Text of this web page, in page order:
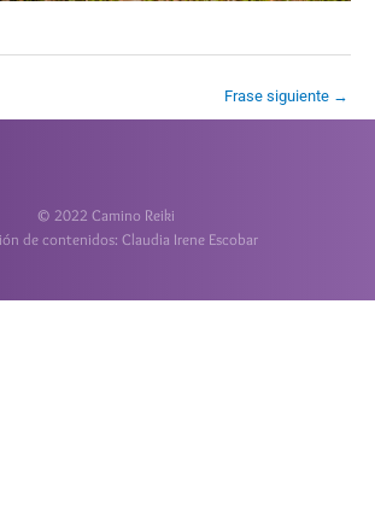
Frase siguiente →
© 2022 Camino Reiki
de contenidos: Claudia Irene Escobar